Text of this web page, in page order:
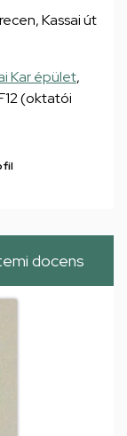
Kassai út
Kar épület,
(oktatói
docens